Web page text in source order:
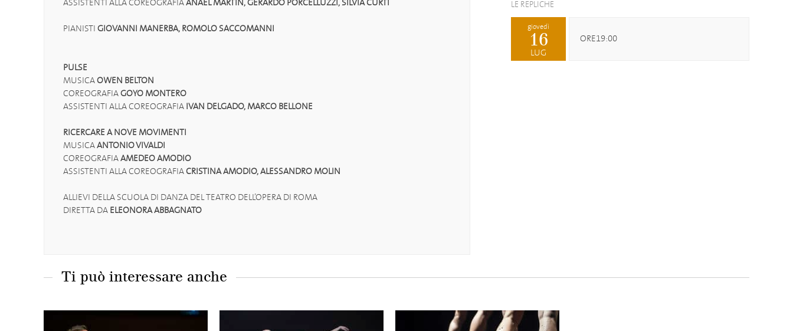
ASSISTENTI ALLA COREOGRAFIAANAEL MARTIN, GERARDO PORCELLUZZI, SILVIA CURTI
PIANISTI GIOVANNI MANERBA, ROMOLO SACCOMANNI
PULSE
MUSICAOWEN BELTON
COREOGRAFIAGOYO MONTERO
ASSISTENTI ALLA COREOGRAFIA IVAN DELGADO, MARCO BELLONE
RICERCARE A NOVE MOVIMENTI
MUSICAANTONIO VIVALDI
COREOGRAFIAAMEDEO AMODIO
ASSISTENTI ALLA COREOGRAFIACRISTINA AMODIO,ALESSANDRO MOLIN
ALLIEVI DELLA SCUOLA DI DANZA DEL TEATRO DELL’OPERA DI ROMA
DIRETTA DA ELEONORA ABBAGNATO
LE REPLICHE
giovedì
16
LUG
ORE19:00
Ti può interessare anche